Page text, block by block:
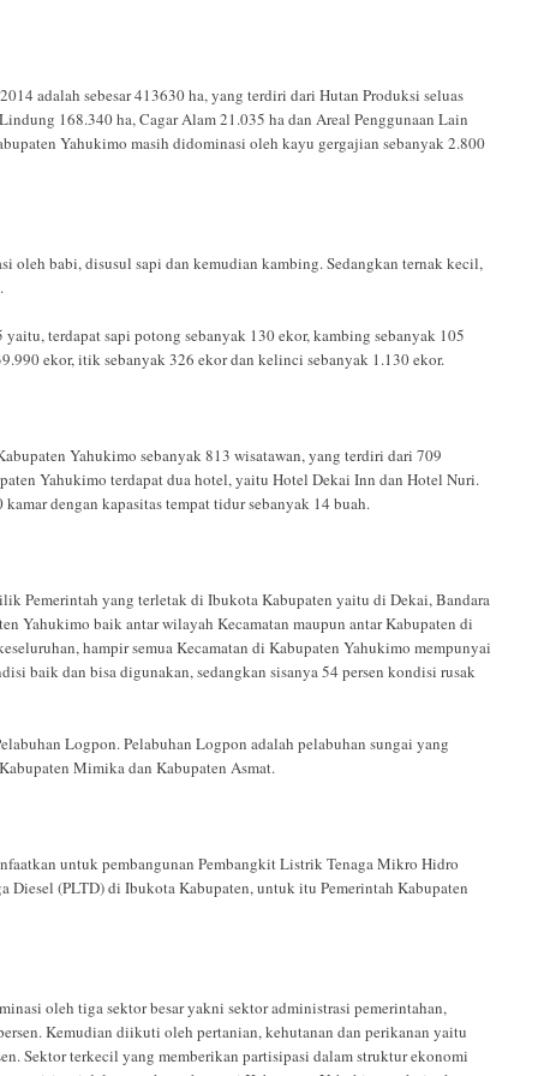
adalah sebesar 413630 ha, yang terdiri dari Hutan Produksi seluas
168.340 ha, Cagar Alam 21.035 ha dan Areal Penggunaan Lain
Yahukimo masih didominasi oleh kayu gergajian sebanyak 2.800
oleh babi, disusul sapi dan kemudian kambing. Sedangkan ternak kecil,
terdapat sapi potong sebanyak 130 ekor, kambing sebanyak 105
ekor, itik sebanyak 326 ekor dan kelinci sebanyak 1.130 ekor.
Yahukimo sebanyak 813 wisatawan, yang terdiri dari 709
Yahukimo terdapat dua hotel, yaitu Hotel Dekai Inn dan Hotel Nuri.
dengan kapasitas tempat tidur sebanyak 14 buah.
Pemerintah yang terletak di Ibukota Kabupaten yaitu di Dekai, Bandara
Yahukimo baik antar wilayah Kecamatan maupun antar Kabupaten di
hampir semua Kecamatan di Kabupaten Yahukimo mempunyai
baik dan bisa digunakan, sedangkan sisanya 54 persen kondisi rusak
Logpon. Pelabuhan Logpon adalah pelabuhan sungai yang
Mimika dan Kabupaten Asmat.
untuk pembangunan Pembang­kit Listrik Tenaga Mikro Hidro
(PLTD) di Ibukota Kabupaten, untuk itu Pemerintah Kabupaten
oleh tiga sektor besar yakni sektor administrasi pemerintahan,
Kemudian diikuti oleh pertanian, kehutanan dan perikanan yaitu
Sektor terkecil yang memberikan partisipasi dalam struktur ekonomi